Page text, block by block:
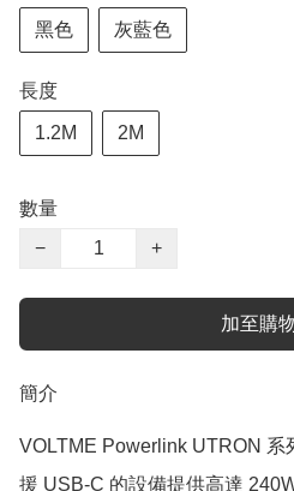
黑色 灰藍色
長度
1.2M 2M
數量
−
+
加至購
簡介
VOLTME Powerlink UTRON 系
援 USB-C 的設備提供高達